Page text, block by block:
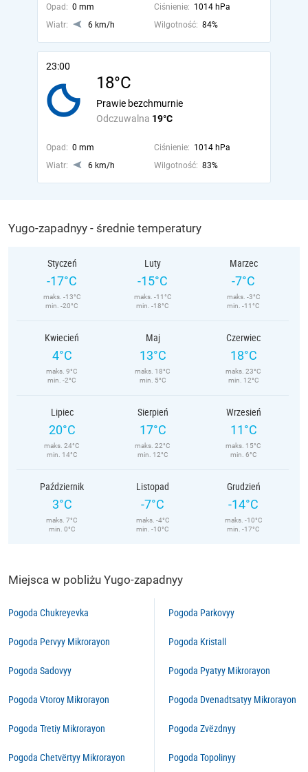
Opad: 0 mm Ciśnienie: 1014 hPa
Wiatr:
6 km/h Wilgotność: 84%
23:00
18°C
Odczuwalna 19°C
Prawie bezchmurnie
Opad: 0 mm Ciśnienie: 1014 hPa
Wiatr:
6 km/h Wilgotność: 83%
Yugo-zapadnyy - średnie temperatury
Styczeń
-17°C
maks. -13°C
min. -20°C
Luty
-15°C
maks. -11°C
min. -18°C
Marzec
-7°C
maks. -3°C
min. -11°C
Kwiecień
4°C
maks. 9°C
min. -2°C
Maj
13°C
maks. 18°C
min. 5°C
Czerwiec
18°C
maks. 23°C
min. 12°C
Lipiec
20°C
maks. 24°C
min. 14°C
Sierpień
17°C
maks. 22°C
min. 12°C
Wrzesień
11°C
maks. 15°C
min. 6°C
Październik
3°C
maks. 7°C
min. 0°C
Listopad
-7°C
maks. -4°C
min. -10°C
Grudzień
-14°C
maks. -10°C
min. -17°C
Miejsca w pobliżu Yugo-zapadnyy
Pogoda Chukreyevka
Pogoda Pervyy Mikrorayon
Pogoda Sadovyy
Pogoda Vtoroy Mikrorayon
Pogoda Tretiy Mikrorayon
Pogoda Chetvërtyy Mikrorayon
Pogoda Parkovyy
Pogoda Kristall
Pogoda Pyatyy Mikrorayon
Pogoda Dvenadtsatyy Mikrorayon
Pogoda Zvëzdnyy
Pogoda Topolinyy